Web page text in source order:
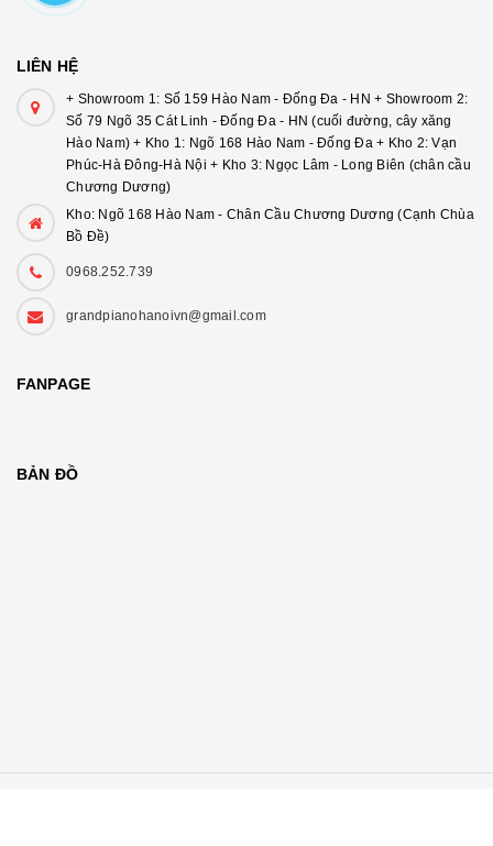
LIÊN HỆ
+ Showroom 1: Số 159 Hào Nam - Đống Đa - HN + Showroom 2:
Số 79 Ngõ 35 Cát Linh - Đống Đa - HN (cuối đường, cây xăng
Hào Nam) + Kho 1: Ngõ 168 Hào Nam - Đống Đa + Kho 2: Vạn
Phúc-Hà Đông-Hà Nội + Kho 3: Ngọc Lâm - Long Biên (chân cầu
Chương Dương)
Kho: Ngõ 168 Hào Nam - Chân Cầu Chương Dương (Cạnh Chùa
Bồ Đề)
0968.252.739
grandpianohanoivn@gmail.com
FANPAGE
BẢN ĐỒ